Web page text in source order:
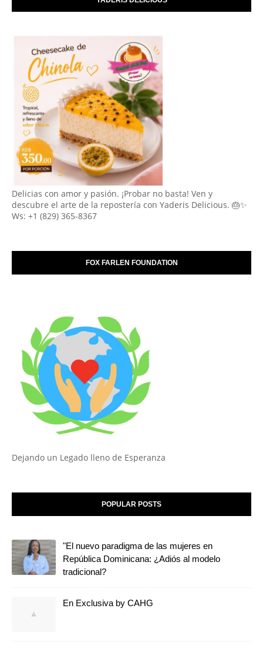
Delicias con amor y pasión. ¡Probar no basta! Ven y
descubre el arte de la repostería con Yaderis Delicious. 🎂✨
Ws: +1 (829) 365-8367
FOX FARLEN FOUNDATION
Dejando un Legado lleno de Esperanza
POPULAR POSTS
"El nuevo paradigma de las mujeres en
República Dominicana: ¿Adiós al modelo
tradicional?
En Exclusiva by CAHG